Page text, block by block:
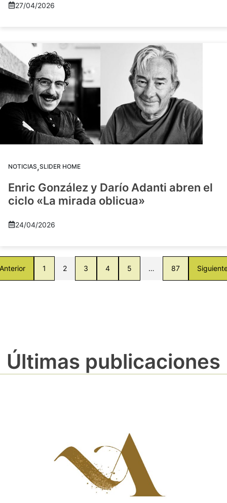
27/04/2026
NOTICIAS,SLIDER HOME
Enric González y Darío Adanti abren el
ciclo «La mirada oblicua»
24/04/2026
1 2 3 4 5 … 87
Últimas publicaciones